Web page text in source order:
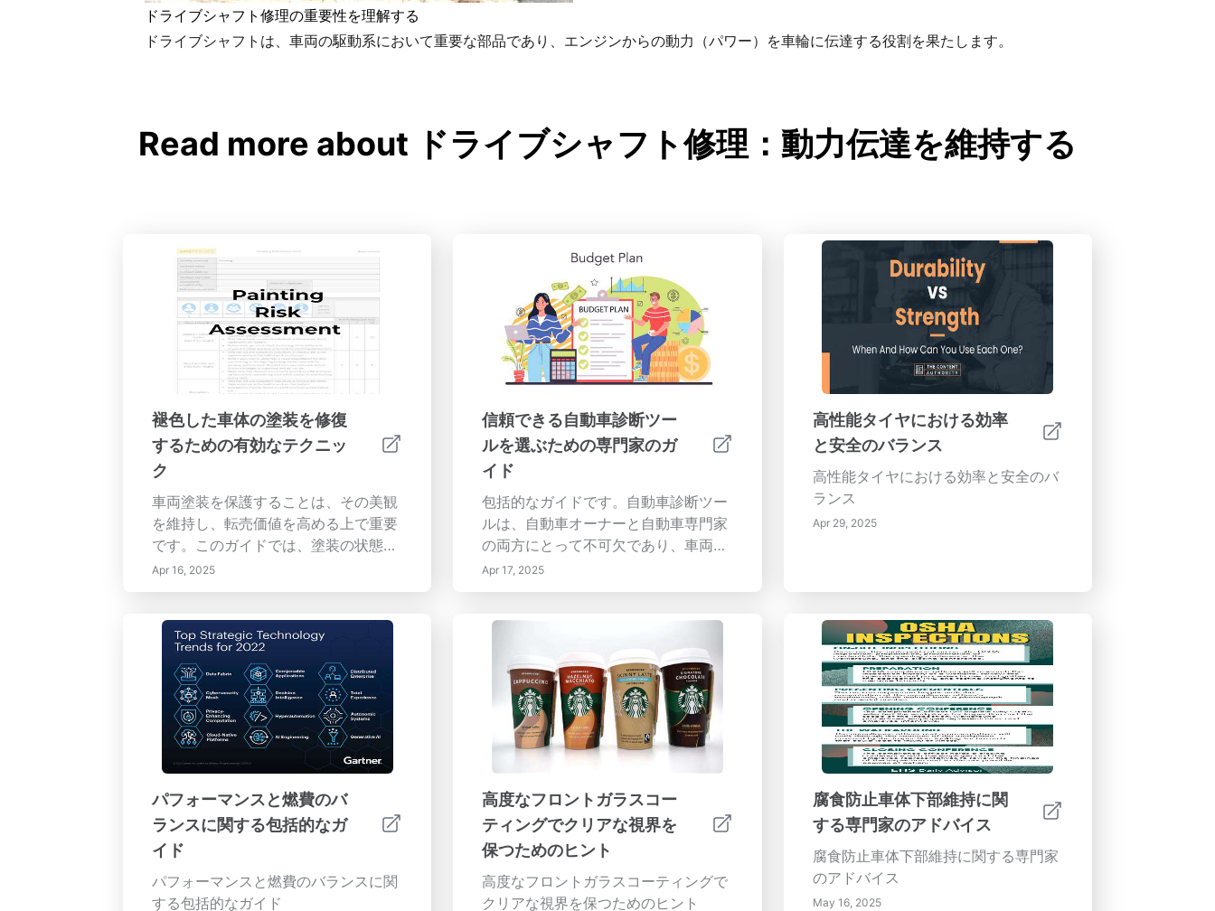
ドライブシャフト修理の重要性を理解する
ドライブシャフトは、車両の駆動系において重要な部品であり、エンジンからの動力（パワー）を車輪に伝達する役割を果たします。
Read more about ドライブシャフト修理：動力伝達を維持する
褪色した車体の塗装を修復
するための有効なテクニッ
ク
車両塗装を保護することは、その美観
を維持し、転売価値を高める上で重要
です。このガイドでは、塗装の状態を
評価するプロセスについて詳しく説明
し、...
Apr 16, 2025
信頼できる自動車診断ツー
ルを選ぶための専門家のガ
イド
包括的なガイドです。自動車診断ツー
ルは、自動車オーナーと自動車専門家
の両方にとって不可欠であり、車両の
性能と潜在的な問題についての貴重な
洞察を提供します。この包括的なガイ
Apr 17, 2025
高性能タイヤにおける効率
と安全のバランス
高性能タイヤにおける効率と安全のバ
ランス
Apr 29, 2025
パフォーマンスと燃費のバ
ランスに関する包括的なガ
イド
パフォーマンスと燃費のバランスに関
する包括的なガイド
高度なフロントガラスコー
ティングでクリアな視界を
保つためのヒント
高度なフロントガラスコーティングで
クリアな視界を保つためのヒント
腐食防止車体下部維持に関
する専門家のアドバイス
腐食防止車体下部維持に関する専門家
のアドバイス
May 16, 2025